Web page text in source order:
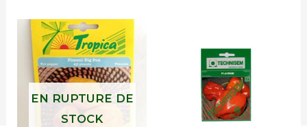
EN RUPTURE DE
STOCK